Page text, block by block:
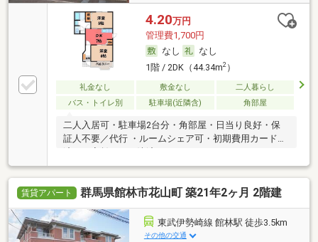
4.20万円
管理費1,700円
なし
なし
1階 / 2DK（44.34m2）
礼金なし 敷金なし
二人暮らし
バス・トイレ別
駐車場(近隣含) 角部屋
二人入居可・駐車場2台分・角部屋・日当り良好・保
証人不要／代行 ・ルームシェア可・初期費用カード決
賃貸アパート 群馬県館林市花山町 築21年2ヶ月 2階建
東武伊勢崎線 館林駅 徒歩3.5km
その他の交通